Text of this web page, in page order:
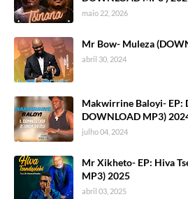
maio 22, 2026
Mr Bow- Muleza
abril 30, 2024
Makwirrine Baloyi- EP:
DOWNLOAD MP3)
julho 04, 2024
Mr Xikheto- EP: Hiva
MP3) 2025
abril 03, 2025